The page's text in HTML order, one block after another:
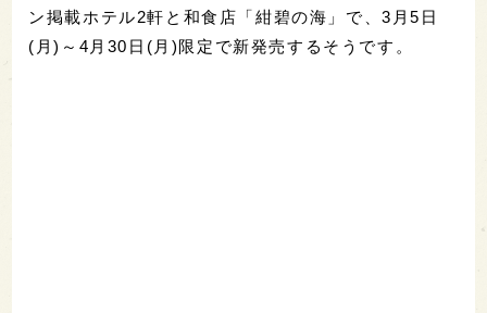
ン掲載ホテル2軒と和食店「紺碧の海」で、3月5日
(月)～4月30日(月)限定で新発売するそうです。